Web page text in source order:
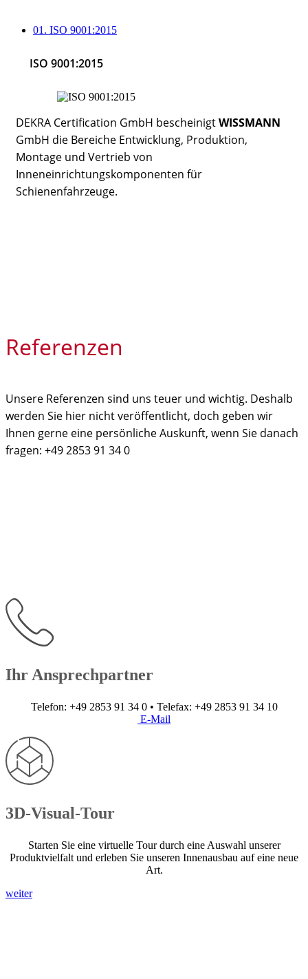
01. ISO 9001:2015
ISO 9001:2015
DEKRA Certification GmbH bescheinigtWISSMANN
GmbH die Bereiche Entwicklung, Produktion,
Montage und Vertrieb von
Inneneinrichtungskomponenten für
Schienenfahrzeuge.
Referenzen
Unsere Referenzen sind uns teuer und wichtig. Deshalb
werden Sie hier nicht veröffentlicht, doch geben wir
Ihnen gerne eine persönliche Auskunft, wenn Sie danach
fragen: +49 2853 91 34 0
Ihr Ansprechpartner
Telefon: +49 2853 91 34 0 • Telefax: +49 2853 91 34 10
E-Mail
3D-Visual-Tour
Starten Sie eine virtuelle Tour durch eine Auswahl unserer
Produktvielfalt und erleben Sie unseren Innenausbau auf eine neue
Art.
weiter